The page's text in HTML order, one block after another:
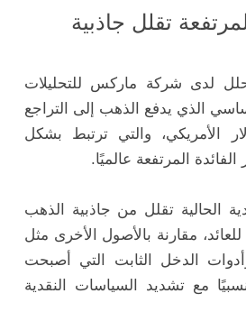
تقلل جاذبية
لدى شركة ماركس للتحليلات
الذي يدفع الذهب إلى التراجع
الأمريكي، والتي ترتبط بشكل
المرتفعة عالميًا.
الحالية تقلل من جاذبية الذهب
للعائد، مقارنة بالأصول الأخرى مثل
الدخل الثابت التي أصبحت
مع تشديد السياسات النقدية